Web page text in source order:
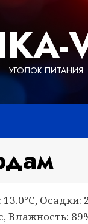
УГОЛОК ПИТАНИЯ
Осадки:
Влажность: